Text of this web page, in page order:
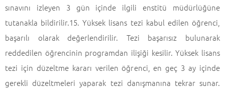
sınavını izleyen 3 gün içinde ilgili enstitü müdürlüğüne
tutanakla bildirilir.15. Yüksek lisans tezi kabul edilen öğrenci,
başarılı olarak değerlendirilir. Tezi başarısız bulunarak
reddedilen öğrencinin programdan ilişiği kesilir. Yüksek lisans
tezi için düzeltme kararı verilen öğrenci, en geç 3 ay içinde
gerekli düzeltmeleri yaparak tezi danışmanına tekrar sunar.